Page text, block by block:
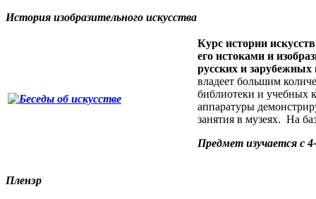
История изобразительного искусства
Курс истории
его истоками и
русских и зарубежных
владеет большим
библиотеки и учебных
аппаратуры
занятия в музеях. На
Предмет изучается с
Пленэр